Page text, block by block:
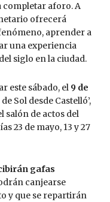
completar aforo. A
ofrecerá
aprender a
una experiencia
siglo en la ciudad.
este sábado, el 9 de
Sol desde Castelló’,
salón de actos del
23 de mayo, 13 y 27
gafas
canjearse
y que se repartirán